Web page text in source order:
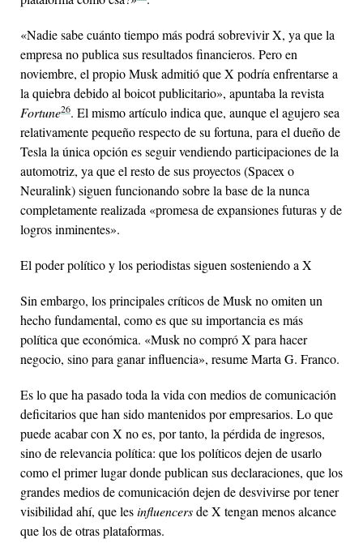
«Nadie sabe cuánto tiempo más podrá sobrevivir X, ya que la
empresa no publica sus resultados financieros. Pero en
noviembre, el propio Musk admitió que X podría enfrentarse a
la quiebra debido al boicot publicitario», apuntaba la revista
Fortune26. El mismo artículo indica que, aunque el agujero sea
relativamente pequeño respecto de su fortuna, para el dueño de
Tesla la única opción es seguir vendiendo participaciones de la
automotriz, ya que el resto de sus proyectos (Spacex o
Neuralink) siguen funcionando sobre la base de la nunca
completamente realizada «promesa de expansiones futuras y de
logros inminentes».
El poder político y los periodistas siguen sosteniendo a X
Sin embargo, los principales críticos de Musk no omiten un
hecho fundamental, como es que su importancia es más
política que económica. «Musk no compró X para hacer
negocio, sino para ganar influencia», resume Marta G. Franco.
Es lo que ha pasado toda la vida con medios de comunicación
deficitarios que han sido mantenidos por empresarios. Lo que
puede acabar con X no es, por tanto, la pérdida de ingresos,
sino de relevancia política: que los políticos dejen de usarlo
como el primer lugar donde publican sus declaraciones, que los
grandes medios de comunicación dejen de desvivirse por tener
visibilidad ahí, que lesinfluencersde X tengan menos alcance
que los de otras plataformas.